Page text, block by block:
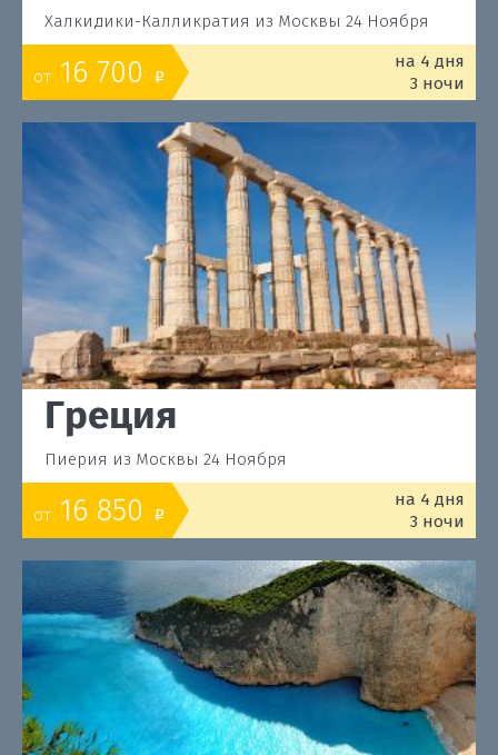
Халкидики-Калликратия из Москвы 24 Ноября
от 16 700 o
на 4 дня
3 ночи
Греция
Пиерия из Москвы 24 Ноября
от 16 850 o
на 4 дня
3 ночи